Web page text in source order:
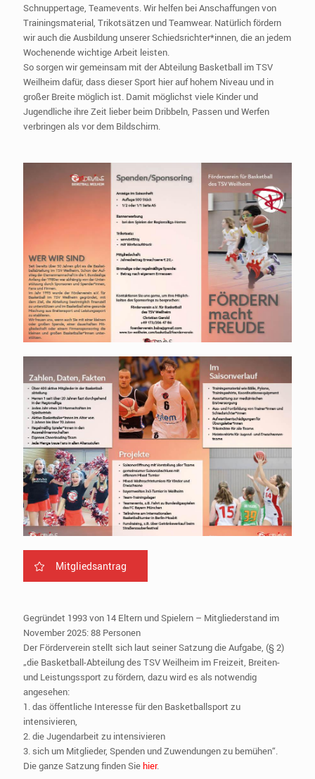
Schnuppertage, Teamevents. Wir helfen bei Anschaffungen von
Trainingsmaterial, Trikotsätzen und Teamwear. Natürlich fördern
wir auch die Ausbildung unserer Schiedsrichter*innen, die an jedem
Wochenende wichtige Arbeit leisten.
So sorgen wir gemeinsam mit der Abteilung Basketball im TSV
Weilheim dafür, dass dieser Sport hier auf hohem Niveau und in
großer Breite möglich ist. Damit möglichst viele Kinder und
Jugendliche ihre Zeit lieber beim Dribbeln, Passen und Werfen
verbringen als vor dem Bildschirm.
Mitgliedsantrag
Gegründet 1993 von 14 Eltern und Spielern – Mitgliederstand im
November 2025: 88 Personen
Der Förderverein stellt sich laut seiner Satzung die Aufgabe, (§ 2)
„die Basketball-Abteilung des TSV Weilheim im Freizeit, Breiten-
und Leistungssport zu fördern, dazu wird es als notwendig
angesehen:
1. das öffentliche Interesse für den Basketballsport zu
intensivieren,
2. die Jugendarbeit zu intensivieren
3. sich um Mitglieder, Spenden und Zuwendungen zu bemühen“.
Die ganze Satzung finden Siehier.